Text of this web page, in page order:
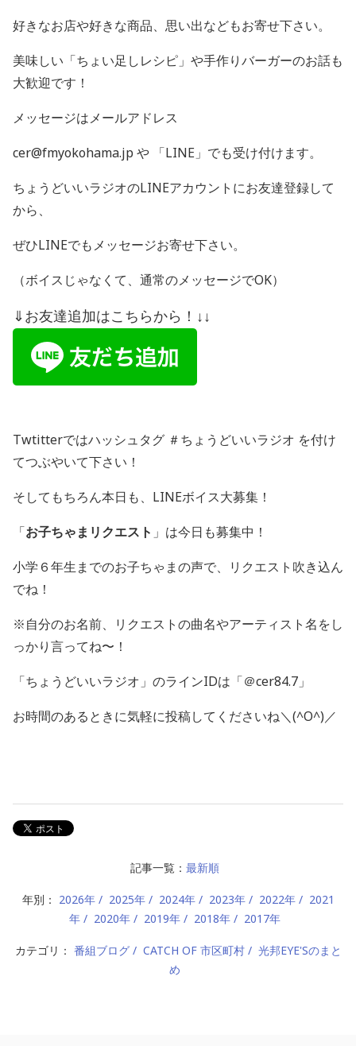
好きなお店や好きな商品、思い出などもお寄せ下さい。
美味しい「ちょい足しレシピ」や手作りバーガーのお話も
大歓迎です！
メッセージはメールアドレス
cer@fmyokohama.jp や 「LINE 」でも受け付けます。
ちょうどいいラジオのLINEアカウントにお友達登録して
から、
ぜひLINEでもメッセージお寄せ下さい。
（ボイスじゃなくて、通常のメッセージでOK）
⇓お友達追加はこちらから！↓↓
Twtitterではハッシュタグ ＃ちょうどいいラジオ を付け
てつぶやいて下さい！
そしてもちろん本日も、LINEボイス大募集！
「お子ちゃまリクエスト 」は今日も募集中！
小学６年生までのお子ちゃまの声で、リクエスト吹き込ん
でね！
※自分のお名前、リクエストの曲名やアーティスト名をし
っかり言ってね〜！
「ちょうどいいラジオ」のラインIDは「＠cer84.7」
お時間のあるときに気軽に投稿してくださいね＼(^O^)／
記事一覧： 最新順
年別： 2026年 2025年 2024年 2023年 2022年
2021
年
2020年 2019年 2018年 2017年
カテゴリ： 番組ブログ CATCH OF 市区町村
光邦EYE'Sのまと
め